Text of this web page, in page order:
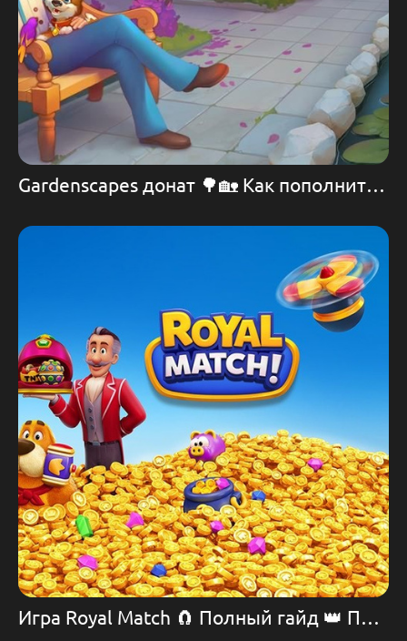
Gardenscapes донат 🌳🏡 Как пополнить игру 💪 Игра Gardenscapes
Игра Royal Match 🧲 Полный гайд 👑 Прохождение. История. Донат.